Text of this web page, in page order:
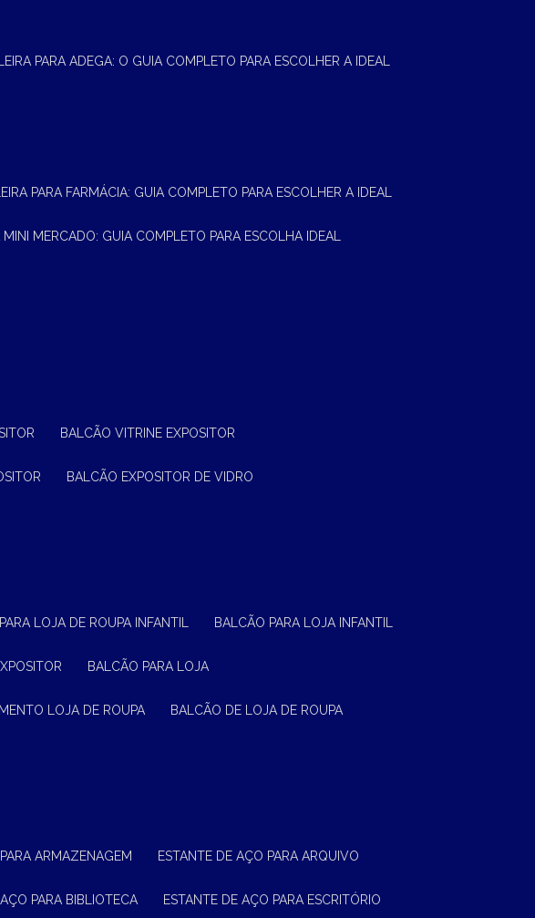
PARA ADEGA: O GUIA COMPLETO PARA ESCOLHER A IDEAL
PARA FARMÁCIA: GUIA COMPLETO PARA ESCOLHER A IDEAL
MINI MERCADO: GUIA COMPLETO PARA ESCOLHA IDEAL
BALCÃO VITRINE EXPOSITOR
BALCÃO EXPOSITOR DE VIDRO
LOJA DE ROUPA INFANTIL BALCÃO PARA LOJA INFANTIL
BALCÃO PARA LOJA
LOJA DE ROUPA BALCÃO DE LOJA DE ROUPA
ARMAZENAGEM ESTANTE DE AÇO PARA ARQUIVO
AÇO PARA BIBLIOTECA ESTANTE DE AÇO PARA ESCRITÓRIO